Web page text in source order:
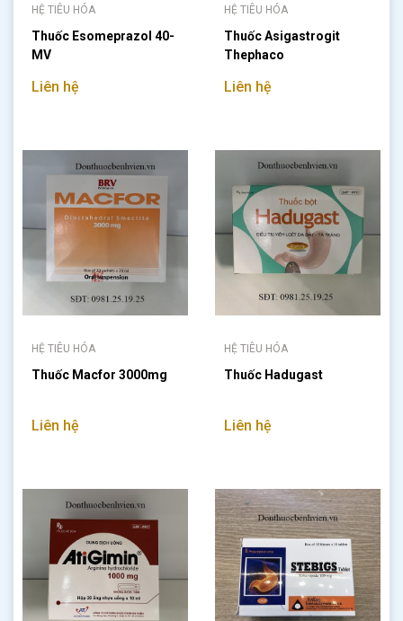
HỆ TIÊU HÓA
Thuốc Esomeprazol 40-
MV
Liên hệ
HỆ TIÊU HÓA
Thuốc Asigastrogit
Thephaco
Liên hệ
HỆ TIÊU HÓA
Thuốc Macfor 3000mg
Liên hệ
HỆ TIÊU HÓA
Thuốc Hadugast
Liên hệ